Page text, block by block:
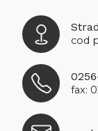
cod
fax: